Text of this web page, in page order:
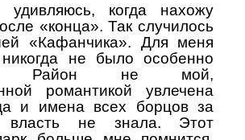
когда нахожу
«конца». Так случилось
«Кафанчика». Для меня
не было особенно
Район не мой,
романтикой увлечена
и имена всех борцов за
власть не знала. Этот